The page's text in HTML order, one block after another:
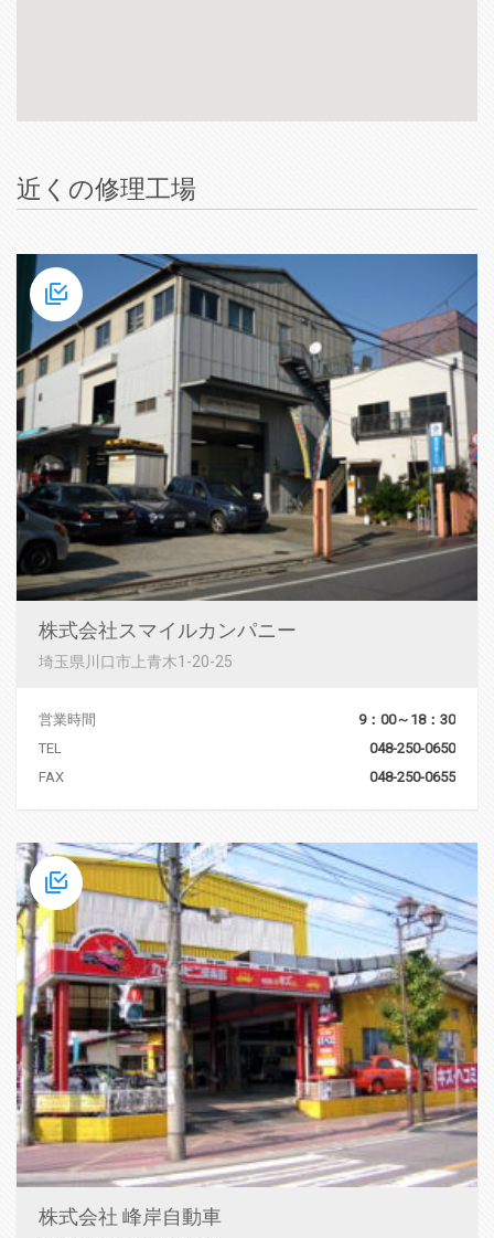
近くの修理工場
株式会社スマイルカンパニー
埼玉県川口市上青木1-20-25
営業時間
9：00～18：30
TEL
048-250-0650
FAX
048-250-0655
株式会社 峰岸自動車